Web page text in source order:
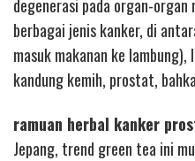
degenerasi pada organ-
berbagai jenis kanker, di
masuk makanan ke lambung),
kandung kemih, prostat,
ramuan herbal kanker
Jepang, trend green tea ini